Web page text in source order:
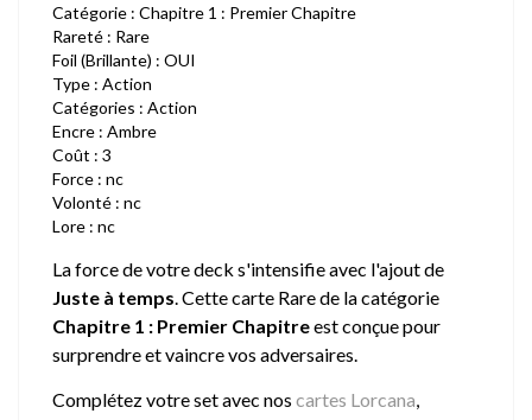
Catégorie : Chapitre 1 : Premier Chapitre
Rareté : Rare
Foil (Brillante) : OUI
Type : Action
Catégories : Action
Encre : Ambre
Coût : 3
Force : nc
Volonté : nc
Lore : nc
La force de votre deck s'intensifie avec l'ajout de
Juste à temps. Cette carte Rare de la catégorie
Chapitre 1 : Premier Chapitreest conçue pour
surprendre et vaincre vos adversaires.
Complétez votre set avec nos cartes Lorcana,